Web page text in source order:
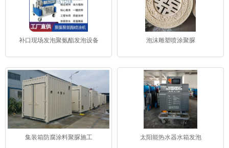
补口现场发泡聚氨酯发泡设备 泡沫雕塑喷涂聚脲
集装箱防腐涂料聚脲施工 太阳能热水器水箱发泡